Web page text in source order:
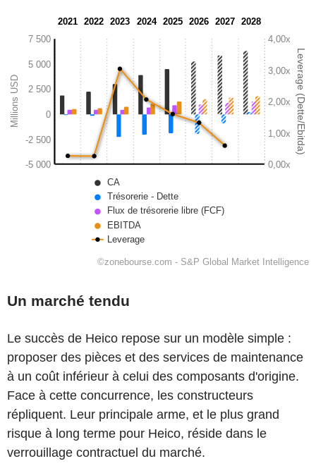
Un marché tendu
Le succès de Heico repose sur un modèle simple :
proposer des pièces et des services de maintenance
à un coût inférieur à celui des composants d'origine.
Face à cette concurrence, les constructeurs
répliquent. Leur principale arme, et le plus grand
risque à long terme pour Heico, réside dans le
verrouillage contractuel du marché.